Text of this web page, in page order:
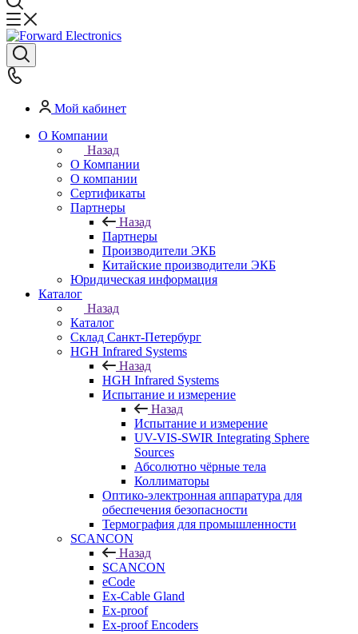
Мой кабинет
О Компании
Назад
О Компании
О компании
Сертификаты
Партнеры
Назад
Партнеры
Производители ЭКБ
Китайские производители ЭКБ
Юридическая информация
Каталог
Назад
Каталог
Cклад Санкт-Петербург
HGH Infrared Systems
Назад
HGH Infrared Systems
Испытание и измерение
Назад
Испытание и измерение
UV-VIS-SWIR Integrating Sphere
Sources
Абсолютно чёрные тела
Коллиматоры
Оптико-электронная аппаратура для
обеспечения безопасности
Термография для промышленности
SCANCON
Назад
SCANCON
eCode
Ex-Cable Gland
Ex-proof
Ex-proof Encoders